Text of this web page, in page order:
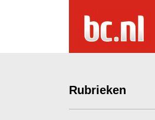
Rubrieken